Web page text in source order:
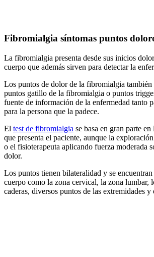
Fibromialgia síntomas puntos
La fibromialgia presenta desde sus inicios
cuerpo que además sirven para detectar la
Los puntos de dolor de la fibromialgia
puntos gatillo de la fibromialgia o puntos
fuente de información de la enfermedad tanto
para la persona que la padece.
El test de fibromialgia se basa en gran parte
que presenta el paciente, aunque la
o el fisioterapeuta aplicando fuerza moderada
dolor.
Los puntos tienen bilateralidad y se
cuerpo como la zona cervical, la zona lumbar,
caderas, diversos puntos de las extremidades y